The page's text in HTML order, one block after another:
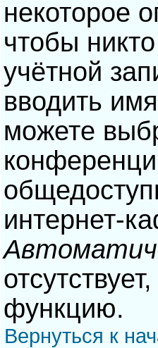
некоторое
чтобы
учётной
вводить
можете
интернет-
функцию.
Вернуться к